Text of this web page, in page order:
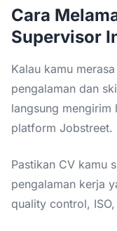
Cara
Supervisor
Kalau kamu
pengalaman dan
langsung mengirim
platform Jobstreet.
Pastikan CV kamu
pengalaman kerja
quality control,